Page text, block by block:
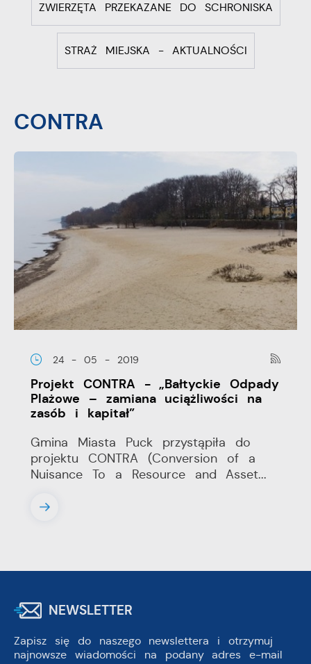
ZWIERZĘTA PRZEKAZANE DO SCHRONISKA
STRAŻ MIEJSKA - AKTUALNOŚCI
CONTRA
24 - 05 - 2019
Projekt CONTRA - „Bałtyckie Odpady
Plażowe – zamiana uciążliwości na
zasób i kapitał”
Gmina Miasta Puck przystąpiła do
projektu CONTRA (Conversion of a
Nuisance To a Resource and Asset...
NEWSLETTER
Zapisz się do naszego newslettera i otrzymuj
najnowsze wiadomości na podany adres e-mail